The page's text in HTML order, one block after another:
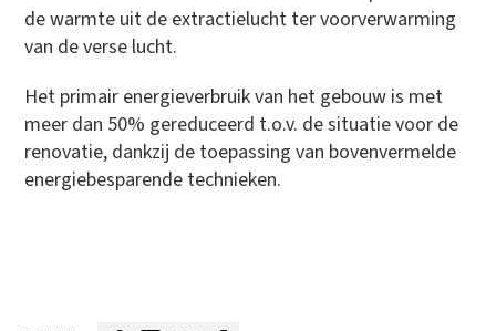
de warmte uit de extractielucht ter voorverwarming
van de verse lucht.
Het primair energieverbruik van het gebouw is met
meer dan 50% gereduceerd t.o.v. de situatie voor de
renovatie, dankzij de toepassing van bovenvermelde
energiebesparende technieken.